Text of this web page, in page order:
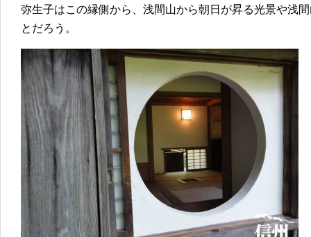
弥生子はこの縁側から、浅間山から朝日が昇る光景や浅
とだろう。